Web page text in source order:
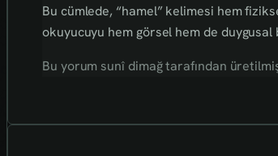
Bu cümlede, “hamel” kelimesi hem
okuyucuyu hem görsel hem de
Bu yorum sunî dimağ tarafından